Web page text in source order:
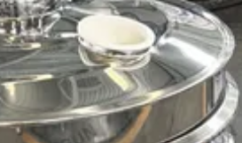
PRODUKTY
POKAZ
VR